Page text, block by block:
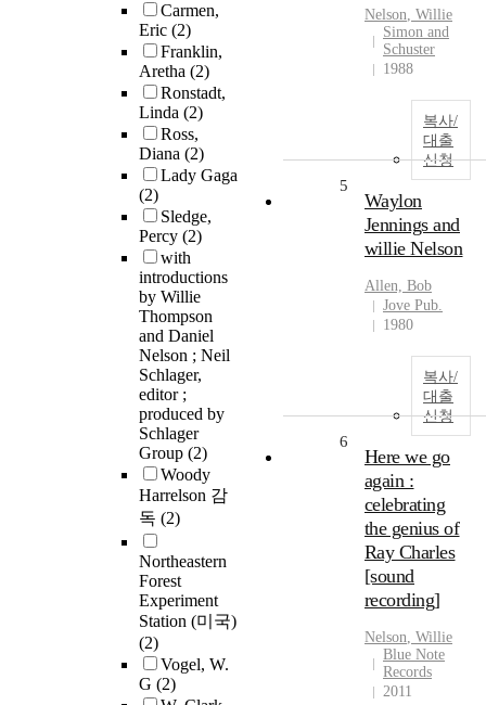
Carmen,
Eric (2)
Franklin,
Aretha (2)
Ronstadt,
Linda (2)
Ross,
Diana (2)
Lady Gaga
(2)
Sledge,
Percy (2)
with
introductions
by Willie
Thompson
and Daniel
Nelson ; Neil
Schlager,
editor ;
produced by
Schlager
Group (2)
Woody
Harrelson 감
독 (2)
Northeastern
Forest
Experiment
Station (미국)
(2)
Vogel, W.
G (2)
Nelson, Willie
Simon and
Schuster
1988
복사/
대출
신청
5
Waylon
Jennings and
willie Nelson
Allen, Bob
Jove Pub.
1980
복사/
대출
신청
6
Here we go
again :
celebrating
the genius of
Ray Charles
[sound
recording]
Nelson, Willie
Blue Note
Records
2011